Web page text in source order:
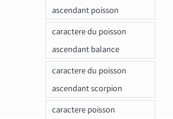
ascendant poisson
caractere du poisson
ascendant balance
caractere du poisson
ascendant scorpion
caractere poisson